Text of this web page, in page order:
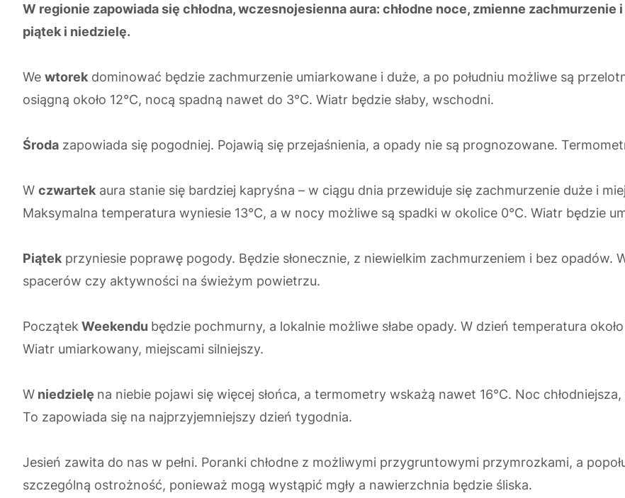
W regionie zapowiada się chłodna, wczesnojesienna aura: chłodne noce, zmienne
piątek i niedzielę.
We wtorek dominować będzie zachmurzenie umiarkowane i duże, a po południu możliwe są
osiągną około 12°C, nocą spadną nawet do 3°C. Wiatr będzie słaby, wschodni.
Środa zapowiada się pogodniej. Pojawią się przejaśnienia, a opady nie są prognozowane.
W czwartek aura stanie się bardziej kapryśna – w ciągu dnia przewiduje się zachmurzenie duże i
Maksymalna temperatura wyniesie 13°C, a w nocy możliwe są spadki w okolice 0°C. Wiatr będzie
Piątek przyniesie poprawę pogody. Będzie słonecznie, z niewielkim zachmurzeniem i bez opadów.
spacerów czy aktywności na świeżym powietrzu.
Początek Weekendu będzie pochmurny, a lokalnie możliwe słabe opady. W dzień temperatura
Wiatr umiarkowany, miejscami silniejszy.
W niedzielę na niebie pojawi się więcej słońca, a termometry wskażą nawet 16°C. Noc
To zapowiada się na najprzyjemniejszy dzień tygodnia.
Jesień zawita do nas w pełni. Poranki chłodne z możliwymi przygruntowymi przymrozkami, a
szczególną ostrożność, ponieważ mogą wystąpić mgły a nawierzchnia będzie śliska.